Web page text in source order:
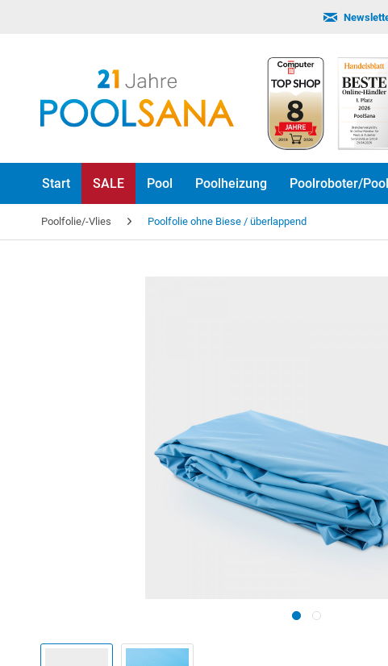
Start SALE Pool Poolheizung Poolroboter/
Poolfolie/-Vlies Poolfolie ohne Biese / überlappend